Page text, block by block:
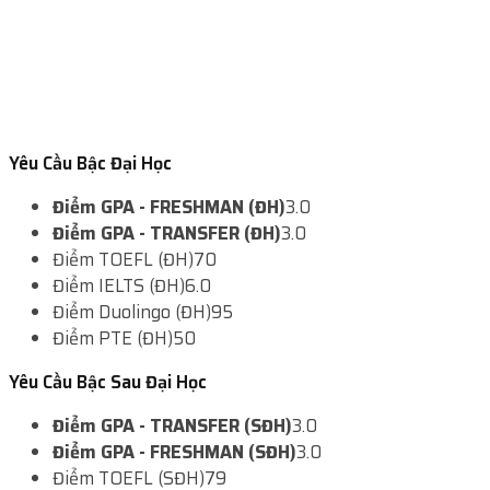
Yêu Cầu Bậc Đại Học
Điểm GPA - FRESHMAN (ĐH)3.0
Điểm GPA - TRANSFER (ĐH)3.0
Điểm TOEFL (ĐH)70
Điểm IELTS (ĐH)6.0
Điểm Duolingo (ĐH)95
Điểm PTE (ĐH)50
Yêu Cầu Bậc Sau Đại Học
Điểm GPA - TRANSFER (SĐH)3.0
Điểm GPA - FRESHMAN (SĐH)3.0
Điểm TOEFL (SĐH)79